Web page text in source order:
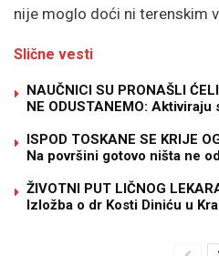
nije moglo doći ni terenskim
Slične vesti
NAUČNICI SU PRONAŠLI
NE ODUSTANEMO:
ISPOD TOSKANE SE KRIJE
Na površini gotovo ništa ne
ŽIVOTNI PUT LIČNOG
Izložba o dr Kosti Diniću u